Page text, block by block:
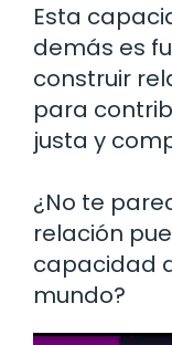
Esta
demás es
construir
para
justa y
¿No te
relación
capacidad
mundo?